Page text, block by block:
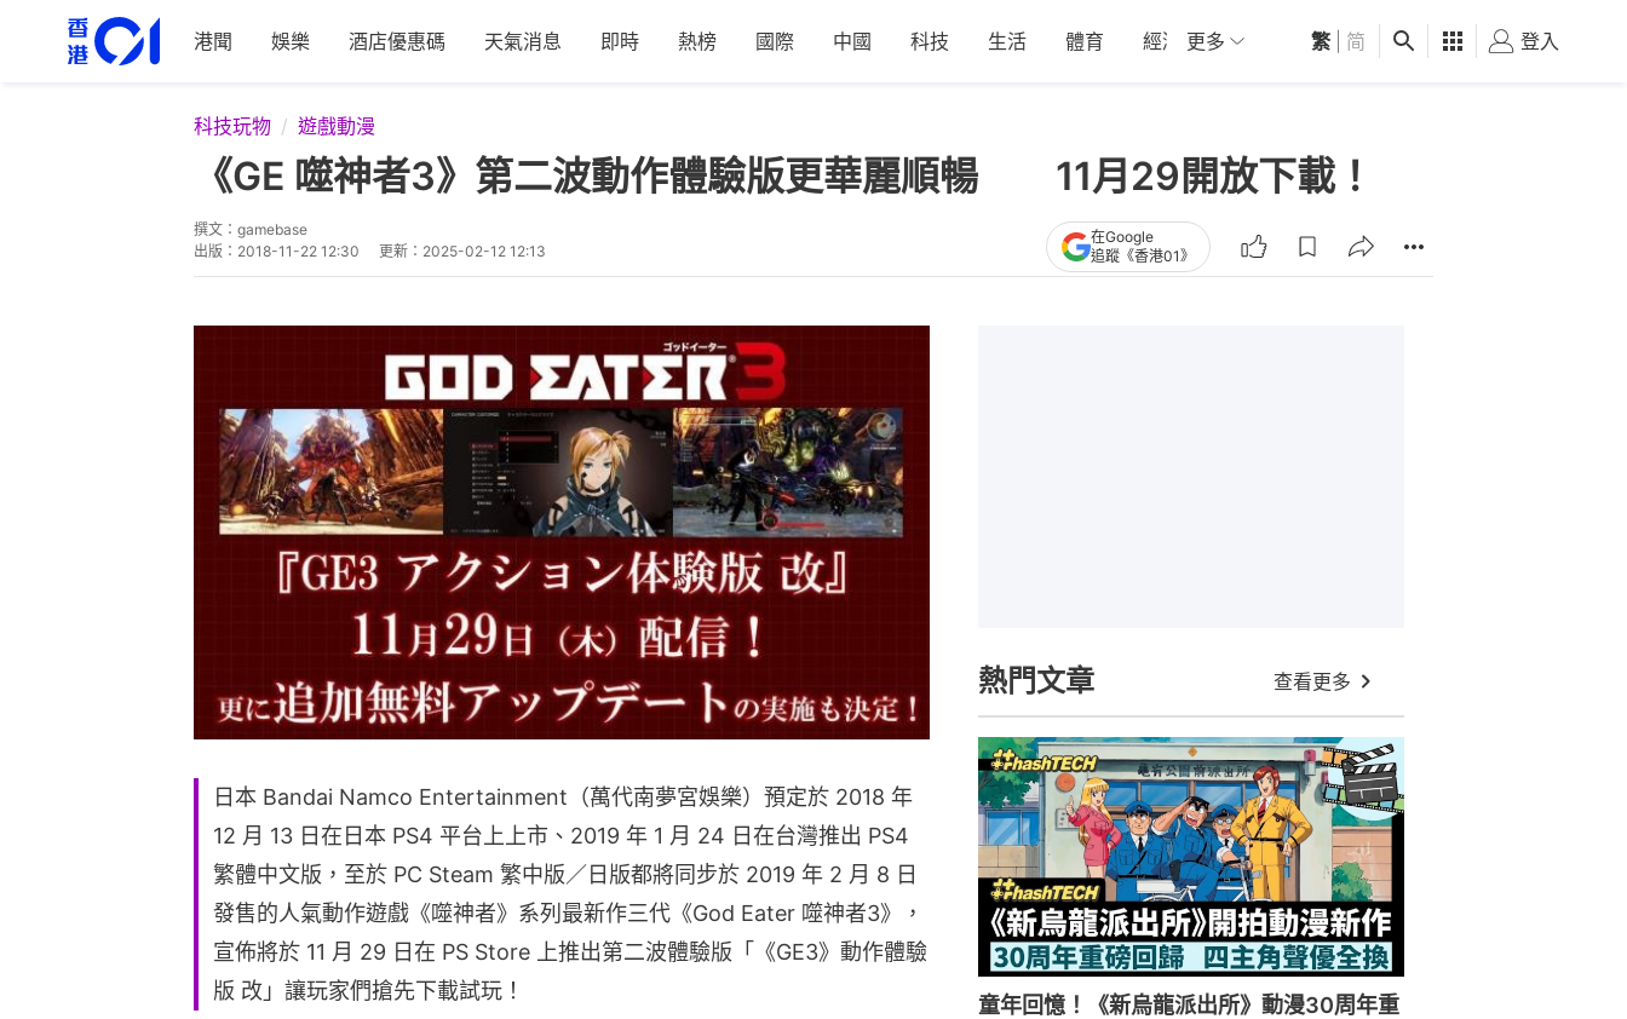
港聞 娛樂 酒店優惠碼 天氣消息 即時 熱榜 國際 中國 科技 生活 體育 經濟 01深圳 觀點 健康 好食玩飛
更多 繁 简 登入
科技玩物 遊戲動漫
《GE 噬神者3》第二波動作體驗版更華麗順暢 11月29開放下載！
撰文： gamebase
出版： 2018-11-22 12:30 更新： 2025-02-12 12:13
在Google
追蹤《香港01》
日本 Bandai Namco Entertainment（萬代南夢宮娛樂）預定於 2018 年
12 月 13 日在日本 PS4 平台上上市、2019 年 1 月 24 日在台灣推出 PS4
繁體中文版，至於 PC Steam 繁中版／日版都將同步於 2019 年 2 月 8 日
發售的人氣動作遊戲《噬神者》系列最新作三代《God Eater 噬神者3》，
宣佈將於 11 月 29 日在 PS Store 上推出第二波體驗版「《GE3》動作體驗
版 改」讓玩家們搶先下載試玩！
熱門文章 查看更多
童年回憶！《新烏龍派出所》動漫30周年重